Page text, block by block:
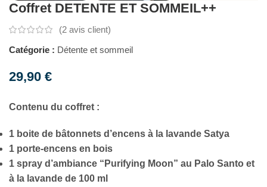
Coffret DETENTE ET SOMMEIL++
(2 avis client)
Catégorie : Détente et sommeil
29,90 €
Contenu du coffret :
1 boite de bâtonnets d’encens à la lavande Satya
1 porte-encens en bois
1 spray d’ambiance “Purifying Moon” au Palo Santo et
à la lavande de 100 ml